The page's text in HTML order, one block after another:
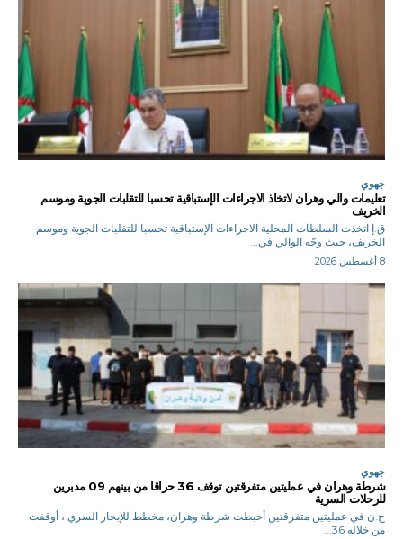
جهوي
تعليمات والي وهران لاتخاذ الاجراءات الإستباقية تحسبا للتقلبات الجوية وموسم
الخريف
ق.إ اتخذت السلطات المحلية الاجراءات الإستباقية تحسبا للتقلبات الجوية وموسم
الخريف، حيث وجّه الوالي في...
8 أغسطس 2026
جهوي
شرطة وهران في عمليتين متفرقتين توقف 36 حراقا من بينهم 09 مدبرين
للرحلات السرية
ح.ن في عمليتين متفرقتين أحبطت شرطة وهران، مخطط للإبحار السري ، أوقفت
من خلاله 36...